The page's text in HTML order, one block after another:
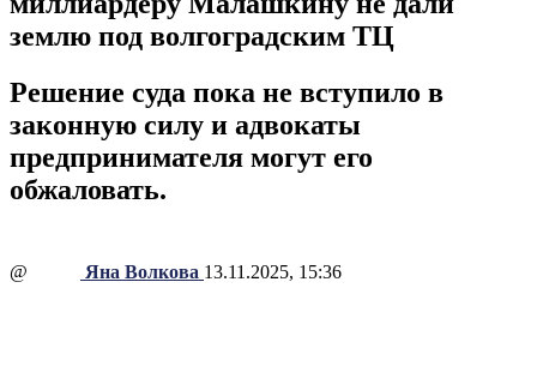
землю под волгоградским ТЦ
Решение суда пока не вступило в
законную силу и адвокаты
предпринимателя могут его
обжаловать.
@ Яна Волкова 13.11.2025, 15:36